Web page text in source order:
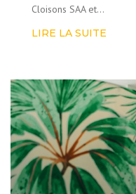
Cloisons SAA et…
LIRE LA SUITE